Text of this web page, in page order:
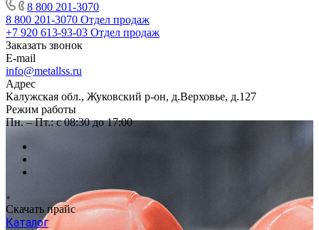
8 800 201-3070
8 800 201-3070 Отдел продаж
+7 920 613-93-03 Отдел продаж
Заказать звонок
E-mail
info@metallss.ru
Адрес
Калужская обл., Жуковский р-он, д.Верховье, д.127
Режим работы
Пн. – Пт.: с 08:30 до 17:00
Скачать прайс
Каталог